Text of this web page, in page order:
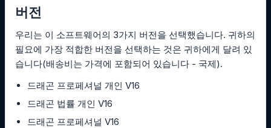
버전
우리는 이 소프트웨어의 3가지 버전을 선택했습니다. 귀하의
필요에 가장 적합한 버전을 선택하는 것은 귀하에게 달려 있
습니다(배송비는 가격에 포함되어 있습니다 - 국제).
드래곤 프로페셔널 개인 V16
드래곤 법률 개인 V16
드래곤 프로페셔널 V16